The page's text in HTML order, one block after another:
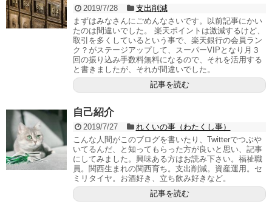
2019/7/28
支出削減
まずはみなさんにごめんなさいです。以前記事にかい
たのは間違いでした。 楽天ポイントは激減するけど、
取引を多くしているという事で、楽天銀行の会員ラン
ク？がステージアップして、スーパーVIPとなり月３
回の振り込み手数料無料になるので、それを活用する
と書きましたが、それが間違いでした。
記事を読む
自己紹介
2019/7/27
れくいの事（わたくし事）
こんな人間がこのブログを書いたり、Twitterでつぶや
いてるんだ、と知ってもらった方が良いと思い、記事
にしてみました。興味ある方はお読み下さい。福祉職
員。関西生まれの関西育ち。支出削減。資産運用。セ
ミリタイヤ。お酒好き、立ち飲み好きなど。
記事を読む